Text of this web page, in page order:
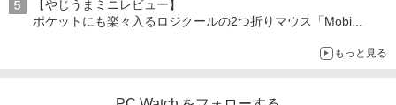
【やじうまミニレビュー】
ポケットにも楽々入るロジクールの2つ折りマウス「Mobi
もっと見る